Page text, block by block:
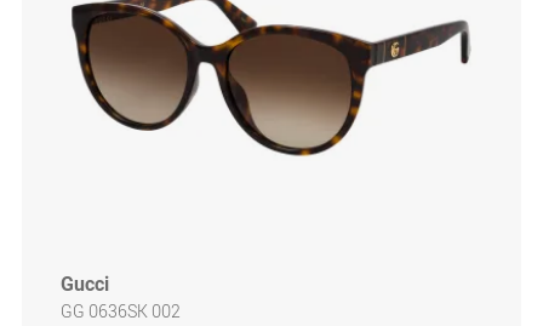
Gucci
GG 0636SK 002